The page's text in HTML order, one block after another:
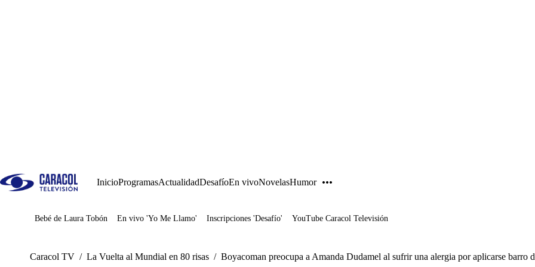
InicioProgramasActualidadDesafíoEn vivoNovelasHumor
Juegos
Bebé de Laura Tobón En vivo 'Yo Me Llamo' Inscripciones 'Desafío' YouTube Caracol Televisión
Caracol TV / La Vuelta al Mundial en 80 risas / Boyacoman preocupa a Amanda Dudamel al sufrir una alergia por aplicarse barro